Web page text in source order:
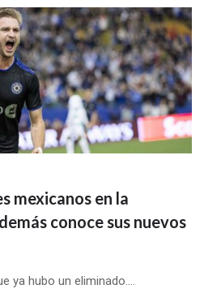
mexicanos en la
conoce sus nuevos
ya hubo un eliminado....